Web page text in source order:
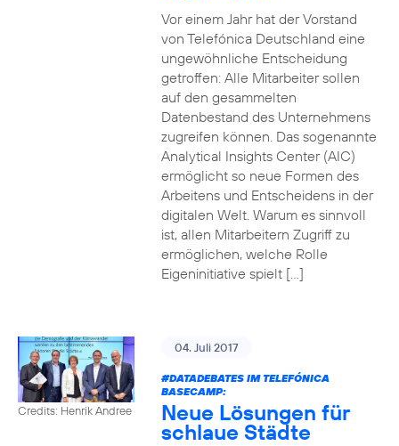
Vor einem Jahr hat der Vorstand
von Telefónica Deutschland eine
ungewöhnliche Entscheidung
getroffen: Alle Mitarbeiter sollen
auf den gesammelten
Datenbestand des Unternehmens
zugreifen können. Das sogenannte
Analytical Insights Center (AIC)
ermöglicht so neue Formen des
Arbeitens und Entscheidens in der
digitalen Welt. Warum es sinnvoll
ist, allen Mitarbeitern Zugriff zu
ermöglichen, welche Rolle
Eigeninitiative spielt […]
Credits: Henrik Andree
04. Juli 2017
#DATADEBATESIM TELEFÓNICA
BASECAMP:
Neue Lösungen für
schlaue Städte